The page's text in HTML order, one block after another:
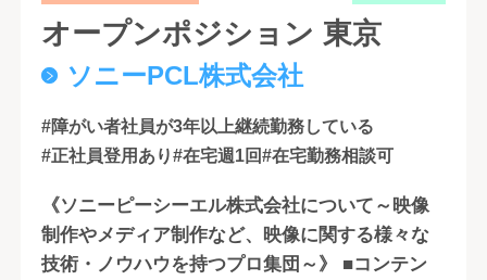
オープンポジション 東京
ソニーPCL株式会社
#障がい者社員が3年以上継続勤務している
#正社員登用あり#在宅週1回#在宅勤務相談可
《ソニーピーシーエル株式会社について～映像
制作やメディア制作など、映像に関する様々な
技術・ノウハウを持つプロ集団～》 ■コンテン